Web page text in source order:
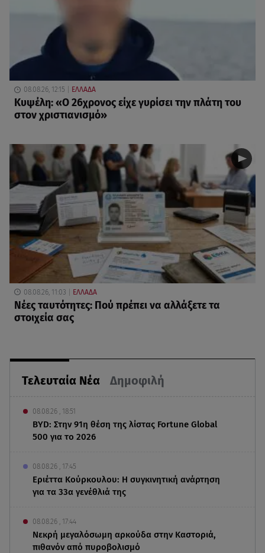
Τελευταία Νέα Δημοφιλή
08.08.26 , 18:51
BYD: Στην 91η θέση της λίστας Fortune Global
500 για το 2026
08.08.26 , 17:45
Εριέττα Κούρκουλου: Η συγκινητική ανάρτηση
για τα 33α γενέθλιά της
08.08.26 , 17:44
Νεκρή μεγαλόσωμη αρκούδα στην Καστοριά,
πιθανόν από πυροβολισμό
08.08.26, 12:15 ΕΛΛΑΔΑ
Κυψέλη: «Ο 26χρονος είχε γυρίσει την πλάτη του
στον χριστιανισμό»
08.08.26, 11:03 ΕΛΛΑΔΑ
Νέες ταυτότητες: Πού πρέπει να αλλάξετε τα
στοιχεία σας